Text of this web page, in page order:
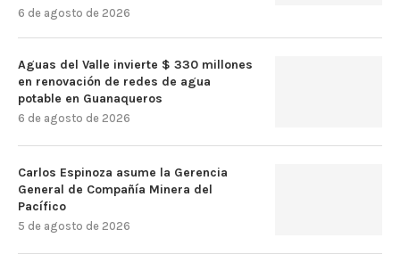
6 de agosto de 2026
Aguas del Valle invierte $ 330 millones
en renovación de redes de agua
potable en Guanaqueros
6 de agosto de 2026
Carlos Espinoza asume la Gerencia
General de Compañía Minera del
Pacífico
5 de agosto de 2026